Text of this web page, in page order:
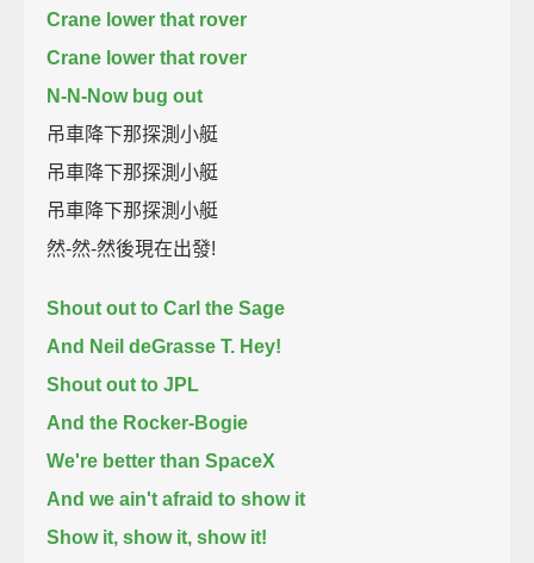
Crane lower that rover
Crane lower that rover
N-N-Now bug out
吊車降下那探測小艇
吊車降下那探測小艇
吊車降下那探測小艇
然-然-然後現在出發!
Shout out to Carl the Sage
And Neil deGrasse T. Hey!
Shout out to JPL
And the Rocker-Bogie
We're better than SpaceX
And we ain't afraid to show it
Show it, show it, show it!